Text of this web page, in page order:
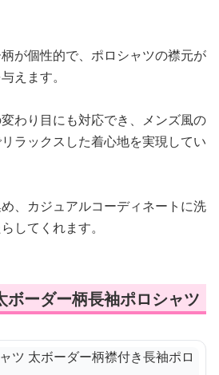
が個性的で、ポロシャツの襟元が
えます。
わり目にも対応でき、メンズ風の
ラックスした着心地を実現してい
、カジュアルコーディネートに洗
してくれます。
ボーダー柄長袖ポロシャツ